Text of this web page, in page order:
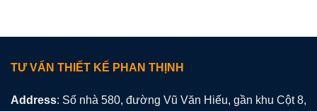
TƯ VẤN THIẾT KẾ PHAN THỊNH
Address: Số nhà 580, đường Vũ Văn Hiếu, gần khu Cột 8,